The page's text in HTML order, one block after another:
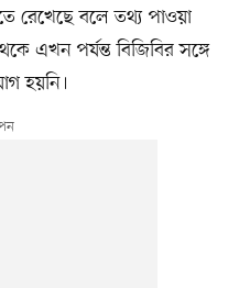
রেখেছে বলে তথ্য পাওয়া
এখন পর্যন্ত বিজিবির সঙ্গে
হয়নি।